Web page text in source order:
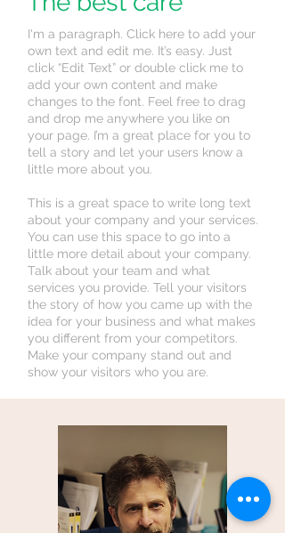
I'm a paragraph. Click here to add your
own text and edit me. It’s easy. Just
click “Edit Text” or double click me to
add your own content and make
changes to the font. Feel free to drag
and drop me anywhere you like on
your page. I’m a great place for you to
tell a story and let your users know a
little more about you.
This is a great space to write long text
about your company and your services.
You can use this space to go into a
little more detail about your company.
Talk about your team and what
services you provide. Tell your visitors
the story of how you came up with the
idea for your business and what makes
you different from your competitors.
Make your company stand out and
show your visitors who you are.